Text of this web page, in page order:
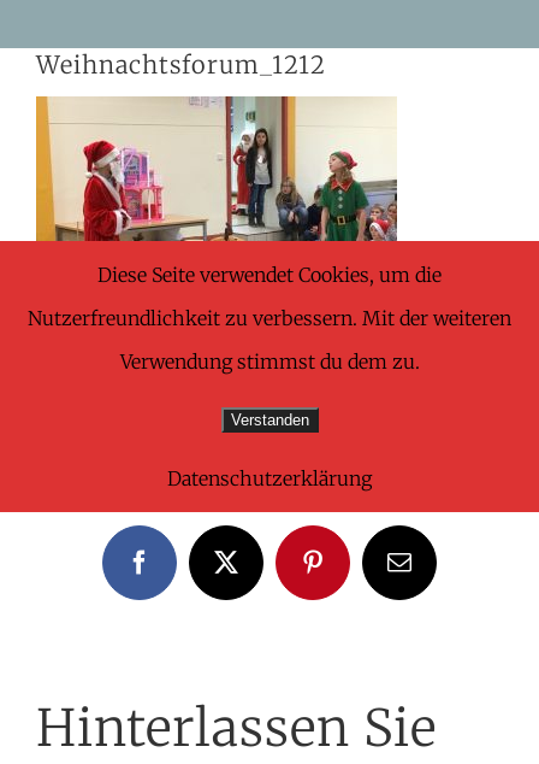
content
Weihnachtsforum_1212
Share This Wonderful Life Event!
FacebookX PinterestE-
Mail
Hinterlassen Sie
Diese Seite verwendet Cookies, um die
Nutzerfreundlichkeit zu verbessern. Mit der weiteren
Verwendung stimmst du dem zu.
Verstanden
Datenschutzerklärung